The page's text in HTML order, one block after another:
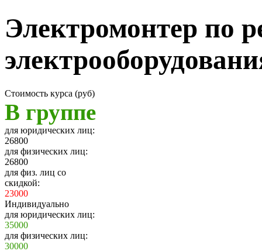
Электромонтер по
Стоимость курса (руб)
В группе
для юридических лиц:
26800
для физических лиц:
26800
для физ. лиц со
скидкой:
23000
Индивидуально
для юридических лиц:
35000
для физических лиц:
30000